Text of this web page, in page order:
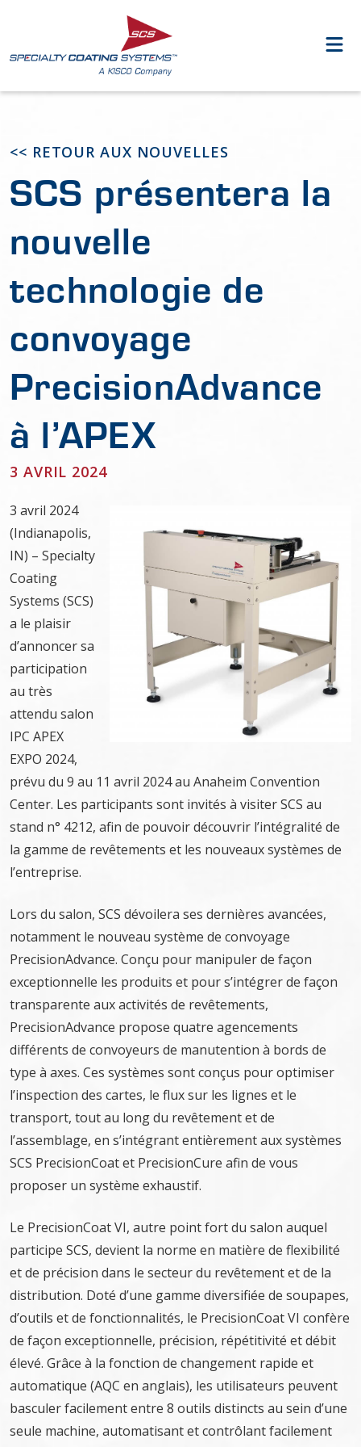
<< RETOUR AUX NOUVELLES
SCS présentera la
nouvelle
technologie de
convoyage
PrecisionAdvance
à l’APEX
3 AVRIL 2024
3 avril 2024
(Indianapolis,
IN) – Specialty
Coating
Systems (SCS)
a le plaisir
d’annoncer sa
participation
au très
attendu salon
IPC APEX
EXPO 2024,
prévu du 9 au 11 avril 2024 au Anaheim Convention
Center. Les participants sont invités à visiter SCS au
stand n° 4212, afin de pouvoir découvrir l’intégralité de
la gamme de revêtements et les nouveaux systèmes de
l’entreprise.
Lors du salon, SCS dévoilera ses dernières avancées,
notamment le nouveau système de convoyage
PrecisionAdvance. Conçu pour manipuler de façon
exceptionnelle les produits et pour s’intégrer de façon
transparente aux activités de revêtements,
PrecisionAdvance propose quatre agencements
différents de convoyeurs de manutention à bords de
type à axes. Ces systèmes sont conçus pour optimiser
l’inspection des cartes, le flux sur les lignes et le
transport, tout au long du revêtement et de
l’assemblage, en s’intégrant entièrement aux systèmes
SCS PrecisionCoat et PrecisionCure afin de vous
proposer un système exhaustif.
Le PrecisionCoat VI, autre point fort du salon auquel
participe SCS, devient la norme en matière de flexibilité
et de précision dans le secteur du revêtement et de la
distribution. Doté d’une gamme diversifiée de soupapes,
d’outils et de fonctionnalités, le PrecisionCoat VI confère
de façon exceptionnelle, précision, répétitivité et débit
élevé. Grâce à la fonction de changement rapide et
automatique (AQC en anglais), les utilisateurs peuvent
basculer facilement entre 8 outils distincts au sein d’une
seule machine, automatisant et contrôlant facilement